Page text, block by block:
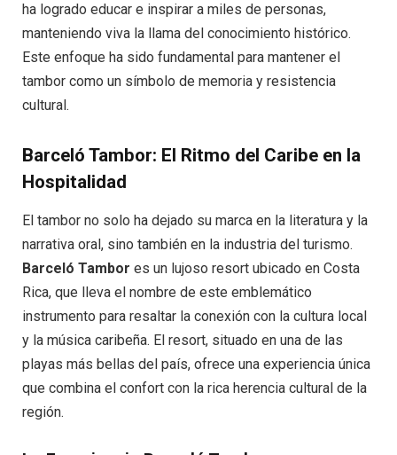
ha logrado educar e inspirar a miles de personas,
manteniendo viva la llama del conocimiento histórico.
Este enfoque ha sido fundamental para mantener el
tambor como un símbolo de memoria y resistencia
cultural.
Barceló Tambor: El Ritmo del Caribe en la
Hospitalidad
El tambor no solo ha dejado su marca en la literatura y la
narrativa oral, sino también en la industria del turismo.
Barceló Tambor es un lujoso resort ubicado en Costa
Rica, que lleva el nombre de este emblemático
instrumento para resaltar la conexión con la cultura local
y la música caribeña. El resort, situado en una de las
playas más bellas del país, ofrece una experiencia única
que combina el confort con la rica herencia cultural de la
región.